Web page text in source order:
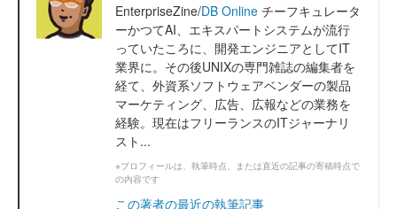
EnterpriseZine/DB Online チーフキュレータ
ーかつてAI、エキスパートシステムが流行
っていたころに、開発エンジニアとしてIT
業界に。その後UNIXの専門雑誌の編集者を
経て、外資系ソフトウェアベンダーの製品
マーケティング、広告、広報などの業務を
経験。現在はフリーランスのITジャーナリ
スト...
※プロフィールは、執筆時点、または直近の記事の寄稿時点で
の内容です
この著者の最近の執筆記事